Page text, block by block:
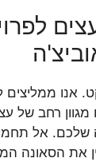
אנו ממליצים
רחב של
שלכם. אל
את הסאונה